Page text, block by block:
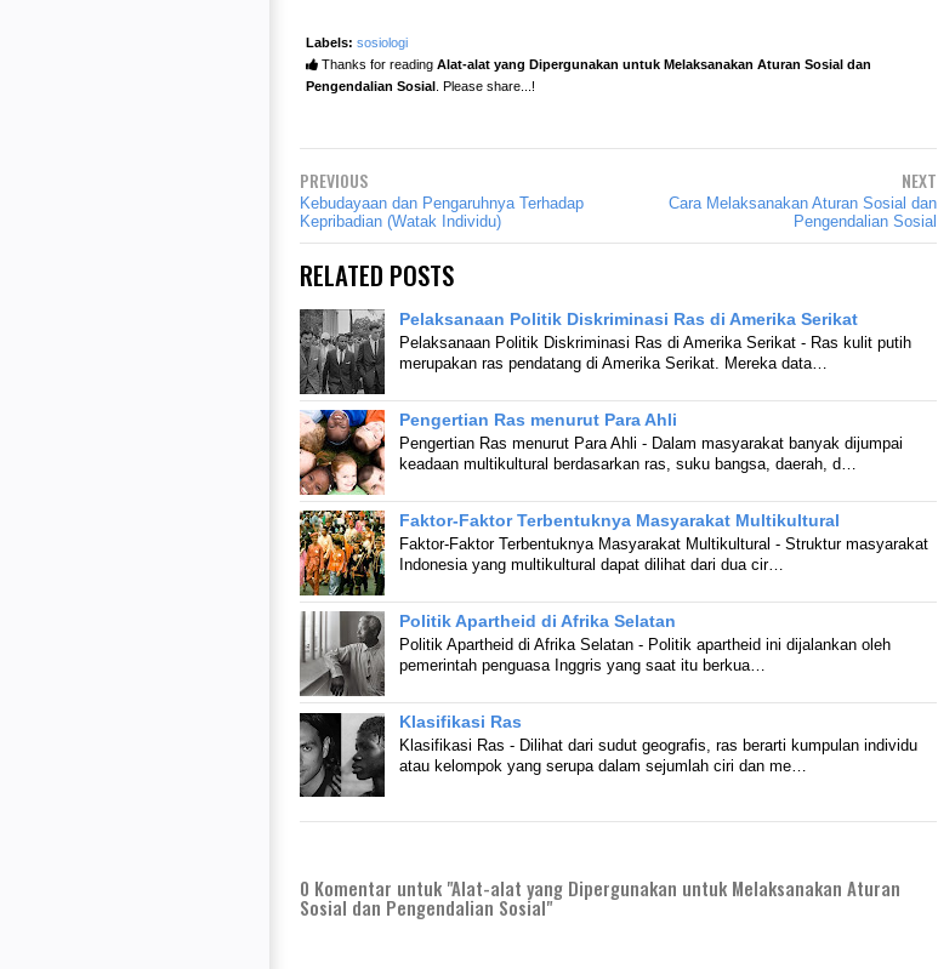
Labels: sosiologi
Thanks for reading Alat-alat yang Dipergunakan untuk Melaksanakan Aturan Sosial dan
Pengendalian Sosial . Please share...!
PREVIOUS
Kebudayaan dan Pengaruhnya Terhadap
Kepribadian (Watak Individu)
NEXT
Cara Melaksanakan Aturan Sosial dan
Pengendalian Sosial
RELATED POSTS
Pelaksanaan Politik Diskriminasi Ras di Amerika Serikat
Pelaksanaan Politik Diskriminasi Ras di Amerika Serikat - Ras kulit putih
merupakan ras pendatang di Amerika Serikat. Mereka data…
Pengertian Ras menurut Para Ahli
Pengertian Ras menurut Para Ahli - Dalam masyarakat banyak dijumpai
keadaan multikultural berdasarkan ras, suku bangsa, daerah, d…
Faktor-Faktor Terbentuknya Masyarakat Multikultural
Faktor-Faktor Terbentuknya Masyarakat Multikultural - Struktur masyarakat
Indonesia yang multikultural dapat dilihat dari dua cir…
Politik Apartheid di Afrika Selatan
Politik Apartheid di Afrika Selatan - Politik apartheid ini dijalankan oleh
pemerintah penguasa Inggris yang saat itu berkua…
Klasifikasi Ras
Klasifikasi Ras - Dilihat dari sudut geografis, ras berarti kumpulan individu
atau kelompok yang serupa dalam sejumlah ciri dan me…
0 Komentar untuk "Alat-alat yang Dipergunakan untuk Melaksanakan Aturan
Sosial dan Pengendalian Sosial"